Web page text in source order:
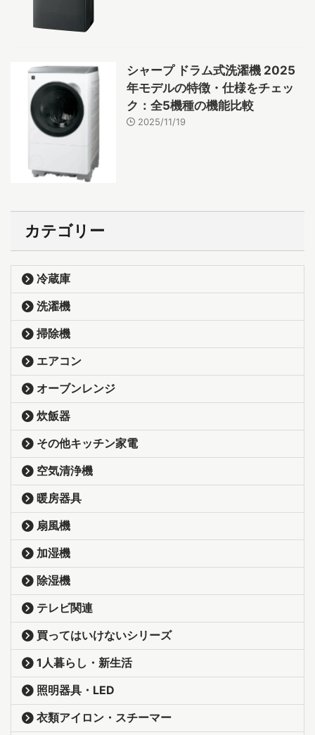
シャープ ドラム式洗濯機 2025
年モデルの特徴・仕様をチェッ
ク：全5機種の機能比較
2025/11/19
カテゴリー
冷蔵庫
洗濯機
掃除機
エアコン
オーブンレンジ
炊飯器
その他キッチン家電
空気清浄機
暖房器具
扇風機
加湿機
除湿機
テレビ関連
買ってはいけないシリーズ
1人暮らし・新生活
照明器具・LED
衣類アイロン・スチーマー